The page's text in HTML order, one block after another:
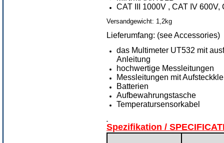
CAT III 1000V , CAT IV 600V,
Versandgewicht: 1,2kg
Lieferumfang: (see Accessories)
das Multimeter UT532 mit
Anleitung
hochwertige Messleitungen
Messleitungen mit
Batterien
Aufbewahrungstasche
Temperatursensorkabel
Spezifikation /